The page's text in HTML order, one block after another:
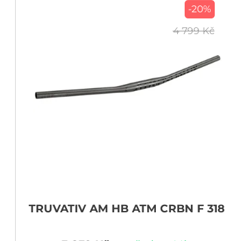
-20%
4 799 Kč
TRUVATIV AM HB ATM CRBN F 318